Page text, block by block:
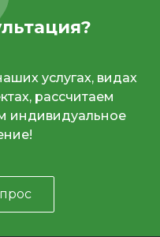
услугах, видах
рассчитаем
индивидуальное